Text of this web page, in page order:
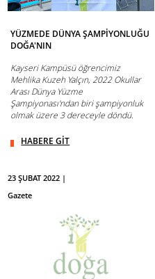
YÜZMEDE DÜNYA ŞAMPİYONLUĞU
DOĞA'NIN
Kayseri Kampüsü öğrencimiz
Mehlika Kuzeh Yalçın, 2022 Okullar
Arası Dünya Yüzme
Şampiyonası'ndan biri şampiyonluk
olmak üzere 3 dereceyle döndü.
HABERE GİT
23 ŞUBAT 2022 |
Gazete